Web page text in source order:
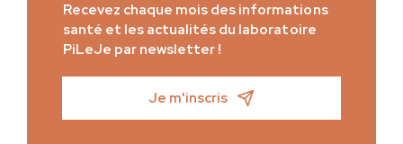
Recevez chaque mois des informations
santé et les actualités du laboratoire
PiLeJe par newsletter !
Je m'inscris